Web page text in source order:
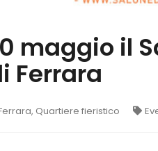
maggio il
Ferrara
Quartiere fieristico